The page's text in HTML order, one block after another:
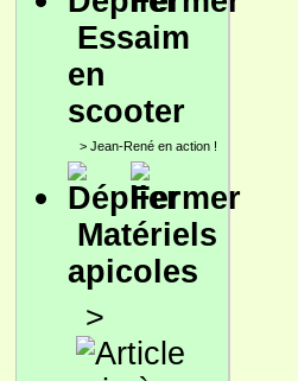
Essaim
en
scooter
> Jean-René en action !
Matériels
apicoles
>